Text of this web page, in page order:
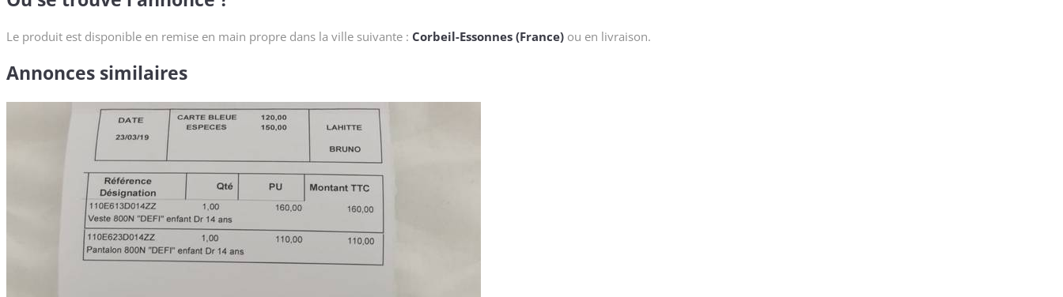
Le produit est disponible en remise en main propre dans la ville suivante : Corbeil-Essonnes (France) ou en livraison.
Annonces similaires